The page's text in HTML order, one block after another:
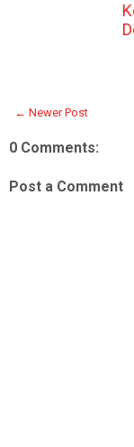
← Newer Post
0 Comments:
Post a Comment